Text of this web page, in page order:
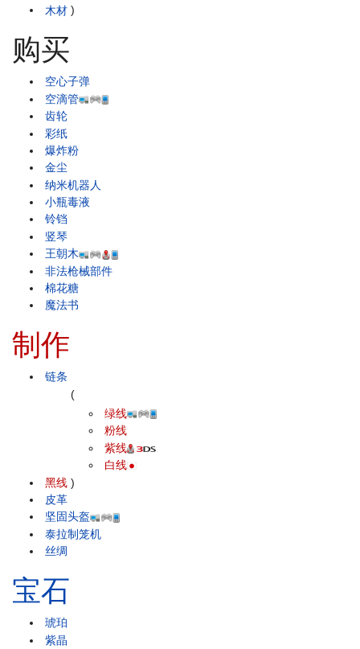
木材 )
购买
空心子弹
空滴管
齿轮
彩纸
爆炸粉
金尘
纳米机器人
小瓶毒液
铃铛
竖琴
王朝木
非法枪械部件
棉花糖
魔法书
制作
链条
黑线
(
绿线
粉线
紫线
白线
)
皮革
坚固头盔
泰拉制笼机
丝绸
宝石
琥珀
紫晶